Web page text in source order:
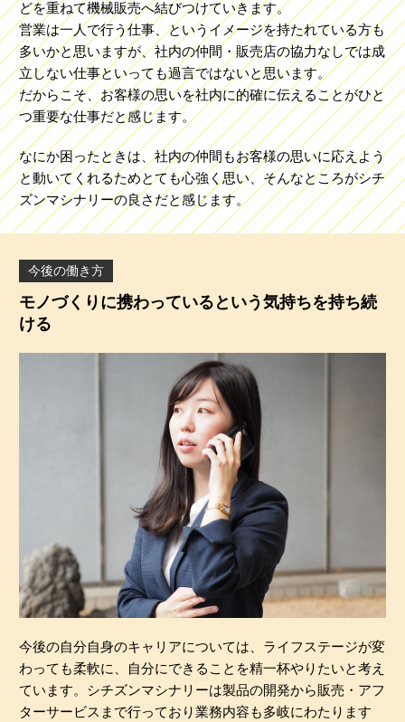
どを重ねて機械販売へ結びつけていきます。
営業は一人で行う仕事、というイメージを持たれている方も
多いかと思いますが、社内の仲間・販売店の協力なしでは成
立しない仕事といっても過言ではないと思います。
だからこそ、お客様の思いを社内に的確に伝えることがひと
つ重要な仕事だと感じます。
なにか困ったときは、社内の仲間もお客様の思いに応えよう
と動いてくれるためとても心強く思い、そんなところがシチ
ズンマシナリーの良さだと感じます。
今後の働き方
モノづくりに携わっているという気持ちを持ち続
ける
今後の自分自身のキャリアについては、ライフステージが変
わっても柔軟に、自分にできることを精一杯やりたいと考え
ています。シチズンマシナリーは製品の開発から販売・アフ
ターサービスまで行っており業務内容も多岐にわたります